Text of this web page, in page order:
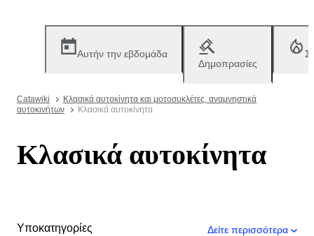
Αυτήν την εβδομάδα
Δημοπρασίες
Catawiki
Κλασικά αυτοκίνητα και μοτοσυκλέτες, αναμνηστικά
αυτοκινήτων
Κλασικά αυτοκίνητα
Κλασικά αυτοκίνητα
Υποκατηγορίες Δείτε περισσότερα